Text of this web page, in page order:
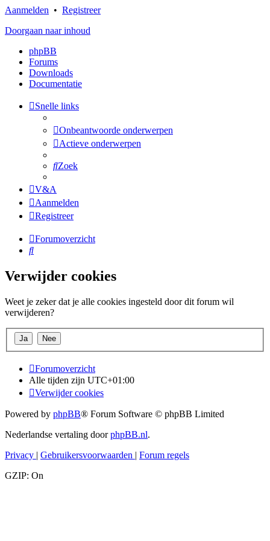
Aanmelden • Registreer
Doorgaan naar inhoud
phpBB
Forums
Downloads
Documentatie
Snelle links
Onbeantwoorde onderwerpen
Actieve onderwerpen
Zoek
V&A
Aanmelden
Registreer
Forumoverzicht
Zoek
Verwijder cookies
Weet je zeker dat je alle cookies ingesteld door dit forum wil
verwijderen?
Forumoverzicht
Alle tijden zijn UTC+01:00
Verwijder cookies
Powered by phpBB® Forum Software © phpBB Limited
Nederlandse vertaling doorphpBB.nl.
Privacy | Gebruikersvoorwaarden | Forum regels
GZIP: On